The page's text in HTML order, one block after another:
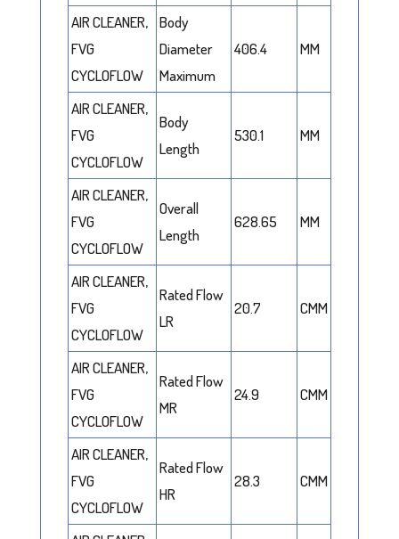
AIR CLEANER,
FVG
CYCLOFLOW
Body
Diameter
Maximum
406.4 MM
AIR CLEANER,
FVG
CYCLOFLOW
Body
Length
530.1 MM
AIR CLEANER,
FVG
CYCLOFLOW
Overall
Length
628.65 MM
AIR CLEANER,
FVG
CYCLOFLOW
Rated Flow
LR
20.7 CMM
AIR CLEANER,
FVG
CYCLOFLOW
Rated Flow
MR
24.9 CMM
AIR CLEANER,
FVG
CYCLOFLOW
Rated Flow
HR
28.3 CMM